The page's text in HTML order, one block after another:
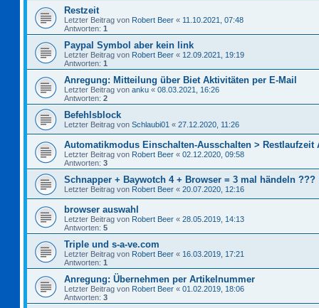
Restzeit
Letzter Beitrag von Robert Beer « 11.10.2021, 07:48
Antworten: 1
Paypal Symbol aber kein link
Letzter Beitrag von Robert Beer « 12.09.2021, 19:19
Antworten: 1
Anregung: Mitteilung über Biet Aktivitäten per E-Mail
Letzter Beitrag von anku « 08.03.2021, 16:26
Antworten: 2
Befehlsblock
Letzter Beitrag von Schlaubi01 « 27.12.2020, 11:26
Automatikmodus Einschalten-Ausschalten > Restlaufzeit
Letzter Beitrag von Robert Beer « 02.12.2020, 09:58
Antworten: 3
Schnapper + Baywotch 4 + Browser = 3 mal händeln ???
Letzter Beitrag von Robert Beer « 20.07.2020, 12:16
browser auswahl
Letzter Beitrag von Robert Beer « 28.05.2019, 14:13
Antworten: 5
Triple und s-a-ve.com
Letzter Beitrag von Robert Beer « 16.03.2019, 17:21
Antworten: 1
Anregung: Übernehmen per Artikelnummer
Letzter Beitrag von Robert Beer « 01.02.2019, 18:06
Antworten: 3